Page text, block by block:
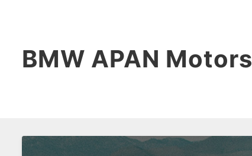
BMW APAN Motors